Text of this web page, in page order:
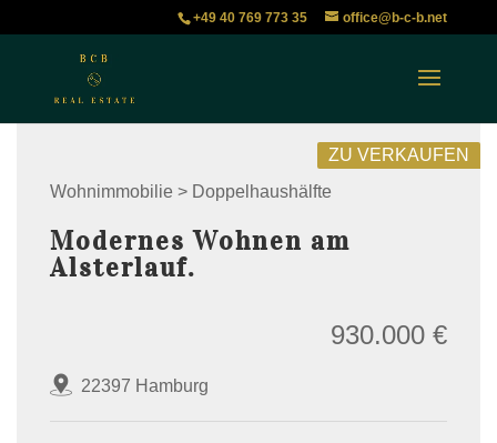
+49 40 769 773 35 office@b-c-b.net
Wohnimmobilie > Doppelhaushälfte
ZU VERKAUFEN
Modernes Wohnen am
Alsterlauf.
22397 Hamburg
930.000 €